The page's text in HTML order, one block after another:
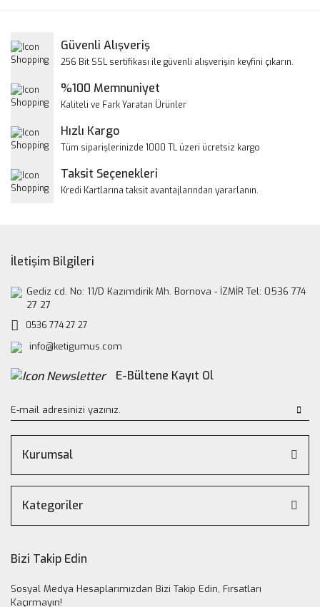
Yorum Yaz
Ürün resmi kalitesiz, bozuk veya görüntülenemiyor.
Ürün bilgilerinde hatalar bulunuyor.
Bu ürüne benzer farklı alternatifler olmalı.
Güvenli Alışveriş
256 Bit SSL sertifikası ile güvenli alışverişin keyfini çıkarın.
%100 Memnuniyet
Kaliteli ve Fark Yaratan Ürünler
Hızlı Kargo
Tüm siparişlerinizde 1000 TL üzeri ücretsiz kargo
Taksit Seçenekleri
Kredi Kartlarına taksit avantajlarından yararlanın.
İletişim Bilgileri
Gediz cd. No: 11/D Kazımdirik Mh. Bornova - İZMİR Tel: 0536 774
27 27
0536 774 27 27
info@ketigumus.com
E-Bültene Kayıt Ol
Kurumsal
Kategoriler
Bizi Takip Edin
Sosyal Medya Hesaplarımızdan Bizi Takip Edin, Fırsatları
Kaçırmayın!